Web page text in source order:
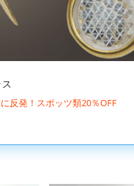
反発！スポッツ類20％OFF